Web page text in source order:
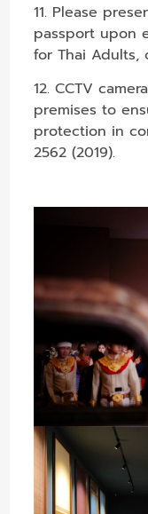
11. Please
passport upon
for Thai Adults,
12. CCTV
premises to
protection in
2562 (2019).